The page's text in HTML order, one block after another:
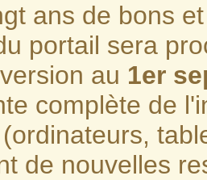
ans de bons
portail sera
au 1er
complète de
de nouvelles